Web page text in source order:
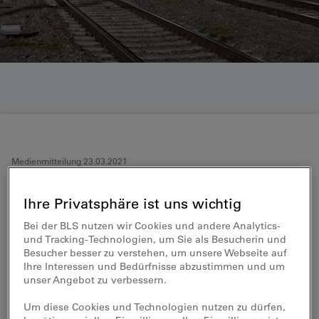
Medienmitteilung 23.03.2021
BLS Cargo fährt erfolgreich
durch die Pandemie
Trotz Rückgang des Verkehrsvolumens hat
BLS Cargo im Jahr 2020 ein positives
Jahresergebnis erzielt, neue Lokomotiven
in Betrieb genommen und die operative
Ihre Privatsphäre ist uns wichtig
Bei der BLS nutzen wir Cookies und andere Analytics-
und Tracking-Technologien, um Sie als Besucherin und
Besucher besser zu verstehen, um unsere Webseite auf
Ihre Interessen und Bedürfnisse abzustimmen und um
unser Angebot zu verbessern.
Um diese Cookies und Technologien nutzen zu dürfen,